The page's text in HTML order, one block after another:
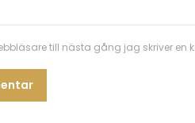
till nästa gång jag skriver en